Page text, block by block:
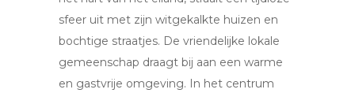
sfeer uit met zijn witgekalkte huizen en
bochtige straatjes. De vriendelijke lokale
gemeenschap draagt bij aan een warme
en gastvrije omgeving. In het centrum